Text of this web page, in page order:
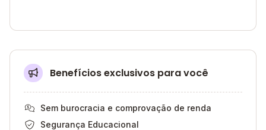
Benefícios exclusivos para você
Sem burocracia e comprovação de renda
Segurança Educacional